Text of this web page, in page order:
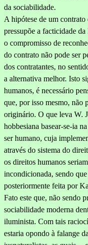
da sociabilidade.
A hipótese de um
pressupõe a facticidade
o compromisso de
do contrato não pode ser
dos contratantes, no
a alternativa melhor. Isto
humanos, é necessário
que, por isso mesmo, não
origi­nário. O que leva W.
hobbesiana basear-se-ia
ser humano, cuja
através do sistema do
os direitos humanos
incondicionada, sendo
posteriormente feita por
Fato este que, não sendo
sociabilidade moderna
iluminista. Com tais
estaria opondo à falange